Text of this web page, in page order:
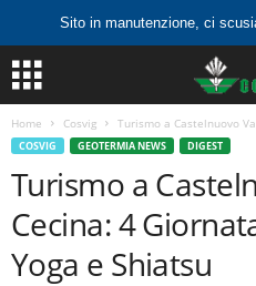
Sito in manutenzione, ci
Home Cosvig Turismo a Castelnuovo
COSVIG GEOTERMIA NEWS DIGEST
Turismo a
Cecina: 4
Yoga e Shiatsu